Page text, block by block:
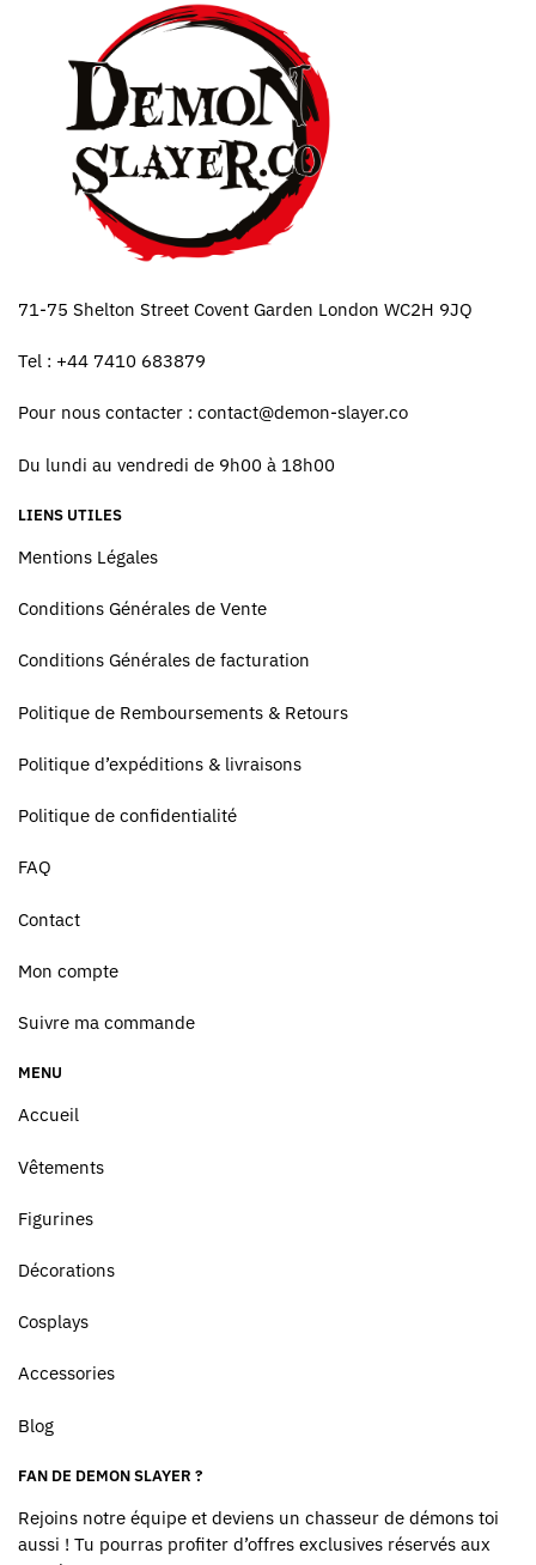
71-75 Shelton Street Covent Garden London WC2H 9JQ
Tel : +44 7410 683879
Pour nous contacter : contact@demon-slayer.co
Du lundi au vendredi de 9h00 à 18h00
LIENS UTILES
Mentions Légales
Conditions Générales de Vente
Conditions Générales de facturation
Politique de Remboursements & Retours
Politique d’expéditions & livraisons
Politique de confidentialité
FAQ
Contact
Mon compte
Suivre ma commande
MENU
Accueil
Vêtements
Figurines
Décorations
Cosplays
Accessories
Blog
FAN DE DEMON SLAYER ?
Rejoins notre équipe et deviens un chasseur de démons toi
aussi ! Tu pourras profiter d’offres exclusives réservés aux